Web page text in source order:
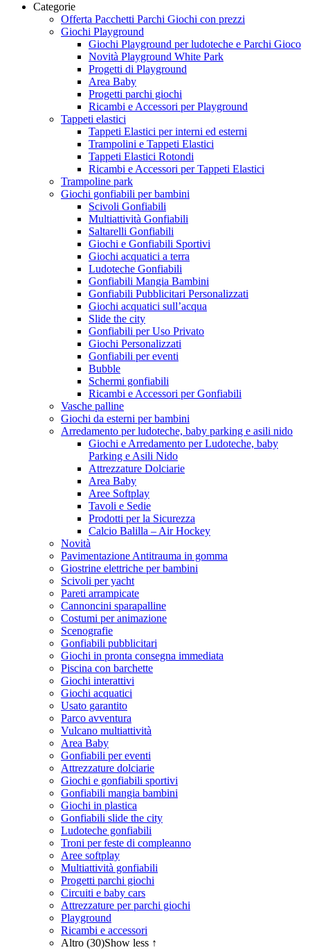
Categorie
Offerta Pacchetti Parchi Giochi con prezzi
Giochi Playground
Giochi Playground per ludoteche e Parchi Gioco
Novità Playground White Park
Progetti di Playground
Area Baby
Progetti parchi giochi
Ricambi e Accessori per Playground
Tappeti elastici
Tappeti Elastici per interni ed esterni
Trampolini e Tappeti Elastici
Tappeti Elastici Rotondi
Ricambi e Accessori per Tappeti Elastici
Trampoline park
Giochi gonfiabili per bambini
Scivoli Gonfiabili
Multiattività Gonfiabili
Saltarelli Gonfiabili
Giochi e Gonfiabili Sportivi
Giochi acquatici a terra
Ludoteche Gonfiabili
Gonfiabili Mangia Bambini
Gonfiabili Pubblicitari Personalizzati
Giochi acquatici sull’acqua
Slide the city
Gonfiabili per Uso Privato
Giochi Personalizzati
Gonfiabili per eventi
Bubble
Schermi gonfiabili
Ricambi e Accessori per Gonfiabili
Vasche palline
Giochi da esterni per bambini
Arredamento per ludoteche, baby parking e asili nido
Giochi e Arredamento per Ludoteche, baby
Parking e Asili Nido
Attrezzature Dolciarie
Area Baby
Aree Softplay
Tavoli e Sedie
Prodotti per la Sicurezza
Calcio Balilla – Air Hockey
Novità
Pavimentazione Antitrauma in gomma
Giostrine elettriche per bambini
Scivoli per yacht
Pareti arrampicate
Cannoncini sparapalline
Costumi per animazione
Scenografie
Gonfiabili pubblicitari
Giochi in pronta consegna immediata
Piscina con barchette
Giochi interattivi
Giochi acquatici
Usato garantito
Parco avventura
Vulcano multiattività
Area Baby
Gonfiabili per eventi
Attrezzature dolciarie
Giochi e gonfiabili sportivi
Gonfiabili mangia bambini
Giochi in plastica
Gonfiabili slide the city
Ludoteche gonfiabili
Troni per feste di compleanno
Aree softplay
Multiattività gonfiabili
Progetti parchi giochi
Circuiti e baby cars
Attrezzature per parchi giochi
Playground
Ricambi e accessori
Altro (30)Show less ↑